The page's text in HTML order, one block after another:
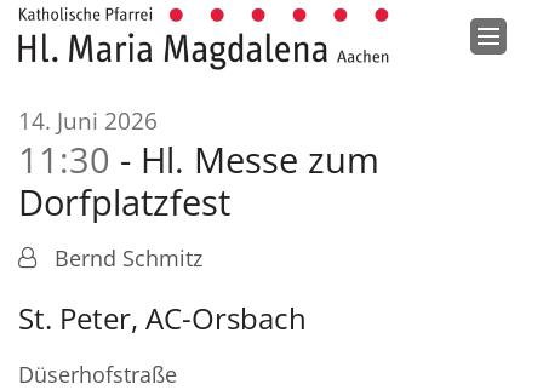
Zum Inhalt springen
14. Juni 2026
11:30
Hl. Messe zum
Dorfplatzfest
Bernd Schmitz
St. Peter, AC-Orsbach
Düserhofstraße